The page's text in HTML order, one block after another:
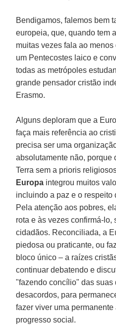
Bendigamos, falemos bem
europeia, que, quando tem
muitas vezes fala ao
um Pentecostes laico e
todas as metrópoles
grande pensador cristão
Erasmo.
Alguns deploram que a
faça mais referência ao
precisa ser uma
absolutamente não, porque
Terra sem a prioris
Europa integrou muitos
incluindo a paz e o respeito
Pela atenção aos pobres,
rota e às vezes confirmá-lo,
cidadãos. Reconciliada, a
piedosa ou praticante, ou
bloco único – a raízes
continuar debatendo e
"fazendo concílio" das
desacordos, para
fazer viver uma
progresso social.